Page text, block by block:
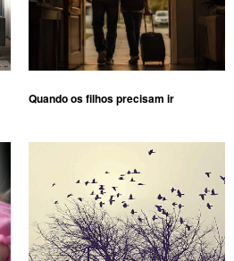
Quando os filhos precisam ir